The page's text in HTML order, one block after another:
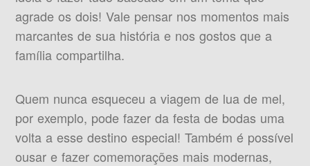
agrade os dois! Vale pensar nos momentos mais
marcantes de sua história e nos gostos que a
família compartilha.
Quem nunca esqueceu a viagem de lua de mel,
por exemplo, pode fazer da festa de bodas uma
volta a esse destino especial! Também é possível
ousar e fazer comemorações mais modernas,